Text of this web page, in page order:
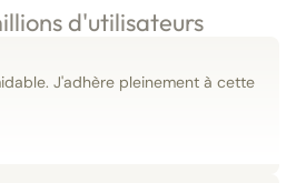
d'utilisateurs
J'adhère pleinement à cette